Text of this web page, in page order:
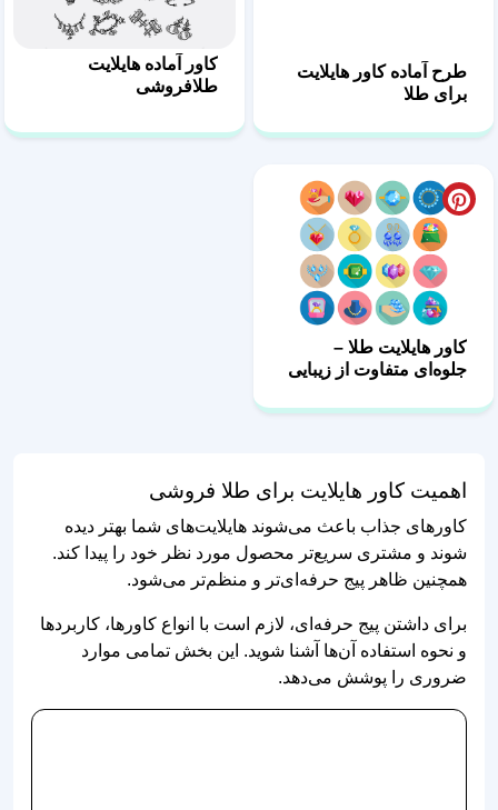
طرح آماده کاور هایلایت
برای طلا
کاور آماده هایلایت
طلافروشی
کاور هایلایت طلا –
جلوه‌ای متفاوت از زیبایی
اهمیت کاور هایلایت برای طلا فروشی
کاورهای جذاب باعث می‌شوند هایلایت‌های شما بهتر دیده
شوند و مشتری سریع‌تر محصول مورد نظر خود را پیدا کند.
همچنین ظاهر پیج حرفه‌ای‌تر و منظم‌تر می‌شود.
برای داشتن پیج حرفه‌ای، لازم است با انواع کاورها، کاربردها
و نحوه استفاده آن‌ها آشنا شوید. این بخش تمامی موارد
ضروری را پوشش می‌دهد.